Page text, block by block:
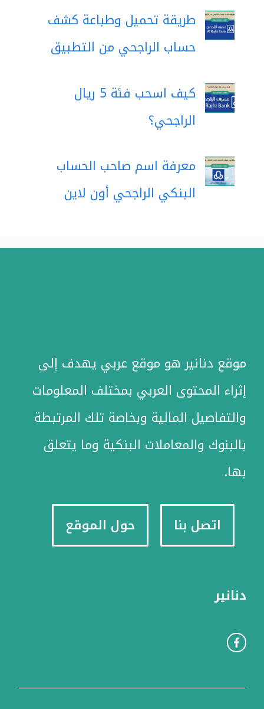
طريقة تحميل وطباعة كشف
حساب الراجحي من التطبيق
كيف اسحب فئة 5 ريال
الراجحي؟
معرفة اسم صاحب الحساب
البنكي الراجحي أون لاين
موقع دنانير هو موقع عربي يهدف إلى
إثراء المحتوى العربي بمختلف المعلومات
والتفاصيل المالية وبخاصة تلك المرتبطة
بالبنوك والمعاملات البنكية وما يتعلق
بها.
اتصل بنا حول الموقع
دنانير